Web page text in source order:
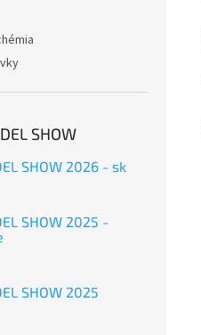
SHOW
SHOW 2026 - sk
SHOW 2025 -
SHOW 2025